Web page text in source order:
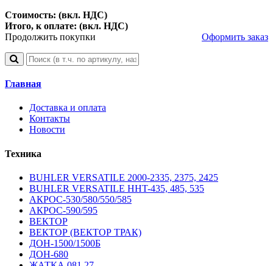
Стоимость: (вкл. НДС)
Итого, к оплате: (вкл. НДС)
Продолжить покупки
Оформить заказ
Главная
Доставка и оплата
Контакты
Новости
Техника
BUHLER VERSATILE 2000-2335, 2375, 2425
BUHLER VERSATILE HHT-435, 485, 535
АКРОС-530/580/550/585
АКРОС-590/595
ВЕКТОР
ВЕКТОР (ВЕКТОР ТРАК)
ДОН-1500/1500Б
ДОН-680